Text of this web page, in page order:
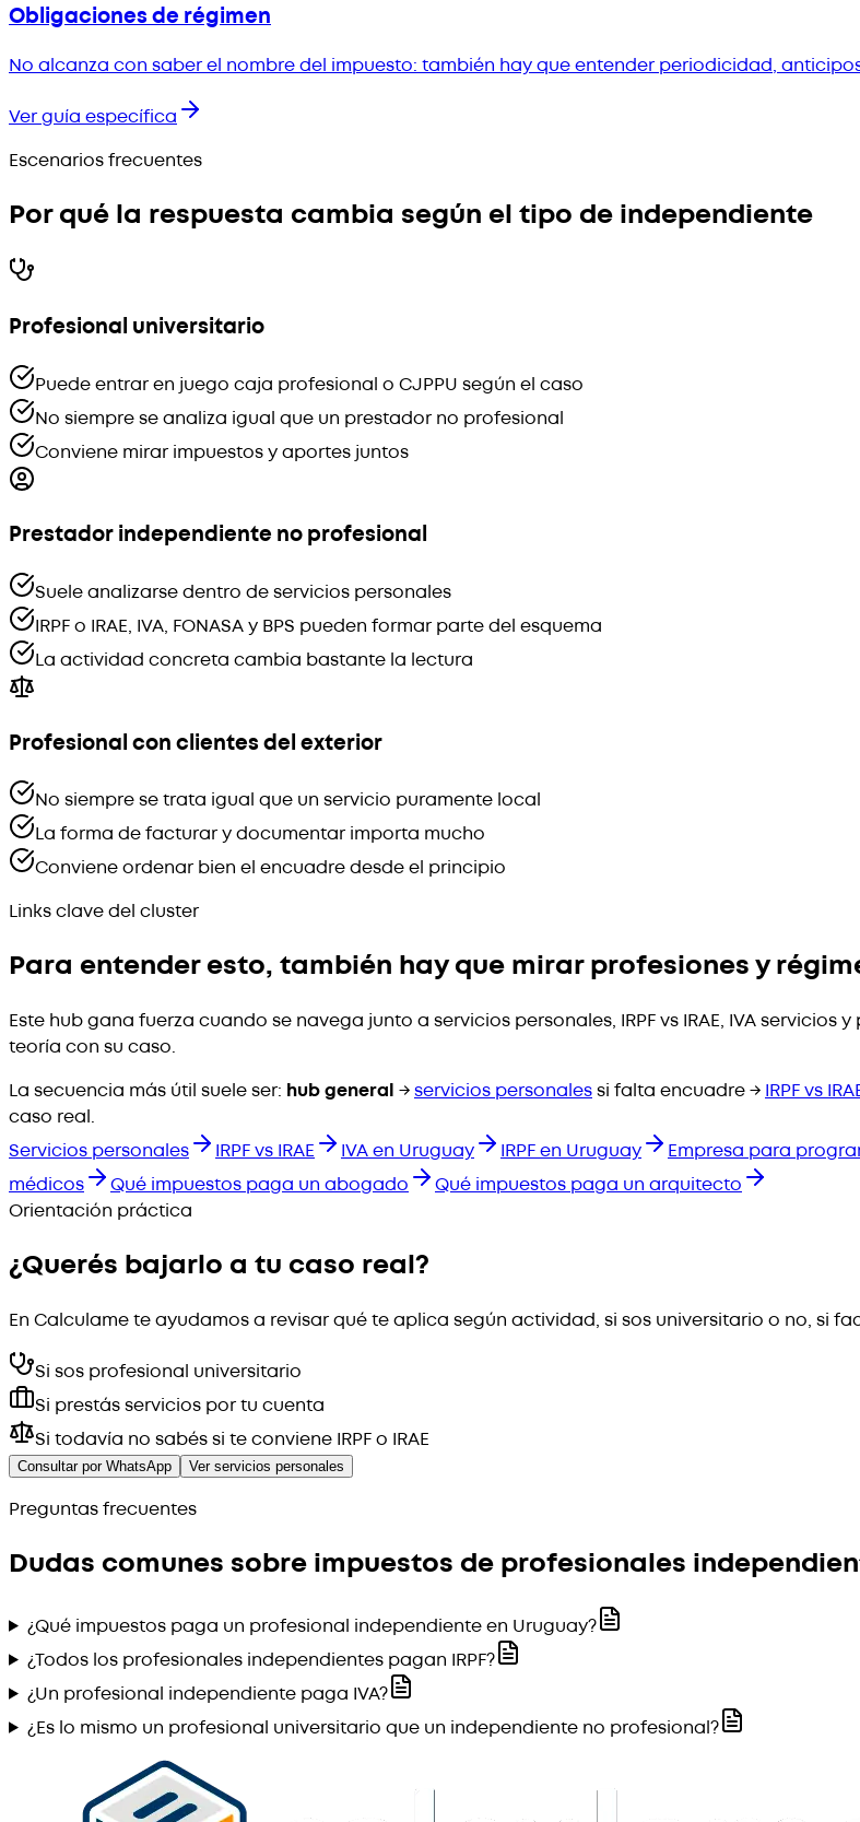
Obligaciones de régimen
No alcanza con saber el nombre del impuesto: también hay que entender periodicidad,
Ver guía específica
Escenarios frecuentes
Por qué la respuesta cambia según el tipo de independiente
Profesional universitario
Puede entrar en juego caja profesional o CJPPU según el caso
No siempre se analiza igual que un prestador no profesional
Conviene mirar impuestos y aportes juntos
Prestador independiente no profesional
Suele analizarse dentro de servicios personales
IRPF o IRAE, IVA, FONASA y BPS pueden formar parte del esquema
La actividad concreta cambia bastante la lectura
Profesional con clientes del exterior
No siempre se trata igual que un servicio puramente local
La forma de facturar y documentar importa mucho
Conviene ordenar bien el encuadre desde el principio
Links clave del cluster
Para entender esto, también hay que mirar profesiones y
Este hub gana fuerza cuando se navega junto a servicios personales, IRPF vs IRAE, IVA
teoría con su caso.
La secuencia más útil suele ser: hub general →servicios personalessi falta encuadre → IRPF vs
caso real.
Servicios personales
IRPF vs IRAE IVA en Uruguay IRPF en Uruguay Empresa para
médicos
Qué impuestos paga un abogado
Qué impuestos paga un arquitecto
Orientación práctica
¿Querés bajarlo a tu caso real?
En Calculame te ayudamos a revisar qué te aplica según actividad, si sos universitario o no, si
Si sos profesional universitario
Si prestás servicios por tu cuenta
Si todavía no sabés si te conviene IRPF o IRAE
Consultar por WhatsApp Ver servicios personales
Preguntas frecuentes
Dudas comunes sobre impuestos de profesionales
¿Qué impuestos paga un profesional independiente en Uruguay?
¿Todos los profesionales independientes pagan IRPF?
¿Un profesional independiente paga IVA?
¿Es lo mismo un profesional universitario que un independiente no profesional?